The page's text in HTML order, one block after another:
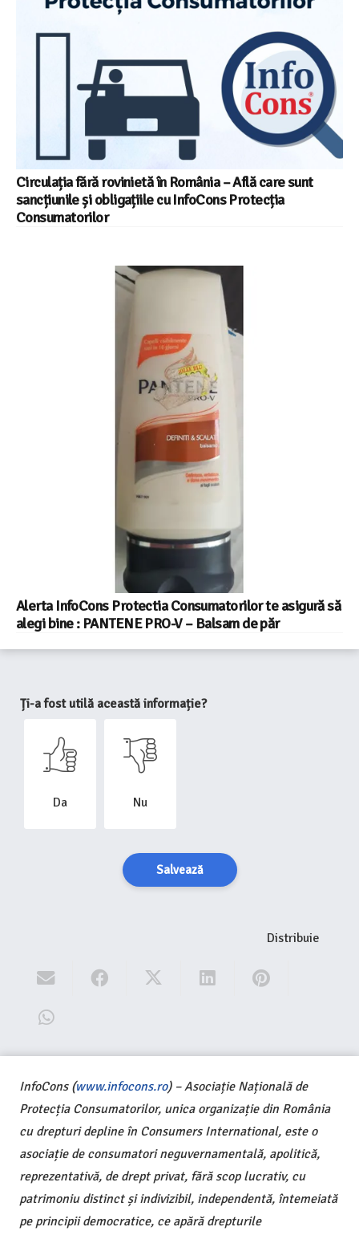
Circulația fără rovinietă în România – Află care sunt
sancțiunile și obligațiile cu InfoCons Protecția
Consumatorilor
Alerta InfoCons Protectia Consumatorilor te asigură să
alegi bine : PANTENE PRO-V – Balsam de păr
Ți-a fost utilă această informație?
Da Nu
Salvează
Distribuie
InfoCons (www.infocons.ro) – Asociație Națională de
Protecția Consumatorilor, unica organizație din România
cu drepturi depline în Consumers International, este o
asociație de consumatori neguvernamentală, apolitică,
reprezentativă, de drept privat, fără scop lucrativ, cu
patrimoniu distinct și indivizibil, independentă, întemeiată
pe principii democratice, ce apără drepturile